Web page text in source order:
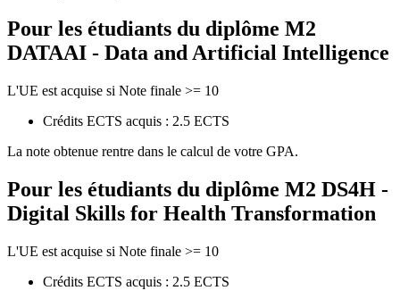
Pour les étudiants du diplôme M2
DATAAI - Data and Artificial Intelligence
L'UE est acquise si Note finale >= 10
Crédits ECTS acquis : 2.5 ECTS
La note obtenue rentre dans le calcul de votre GPA.
Pour les étudiants du diplôme M2 DS4H -
Digital Skills for Health Transformation
L'UE est acquise si Note finale >= 10
Crédits ECTS acquis : 2.5 ECTS